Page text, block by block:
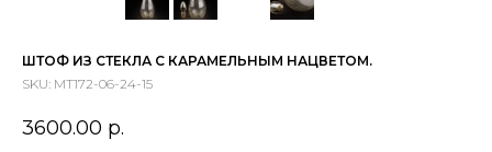
ШТОФ ИЗ СТЕКЛА С КАРАМЕЛЬНЫМ НАЦВЕТОМ.
SKU: МТ172-06-24-15
3600.00 р.